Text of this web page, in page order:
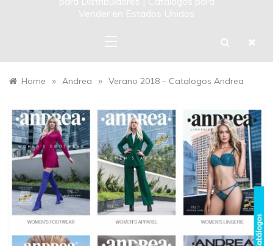
Vender en Estados Unidos
Home » Andrea » Verano 2018 – Catalogos Andrea